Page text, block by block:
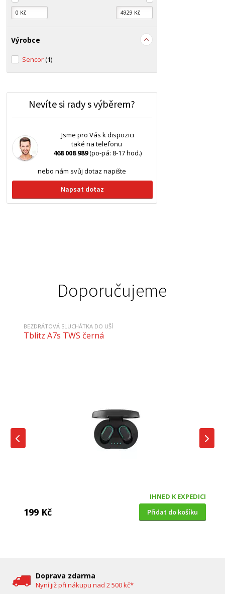
Výrobce
Sencor(1)
Nevíte si rady s výběrem?
Jsme pro Vás k dispozici
také na telefonu
468 008 989(po-pá: 8-17 hod.)
nebo nám svůj dotaz napište
Napsat dotaz
Doporučujeme
BEZDRÁTOVÁ SLUCHÁTKA DO UŠÍ
Tblitz A7s TWS černá
IHNED K EXPEDICI
199 Kč Přidat do košíku
Doprava zdarma
Nyní již při nákupu nad 2 500 kč*